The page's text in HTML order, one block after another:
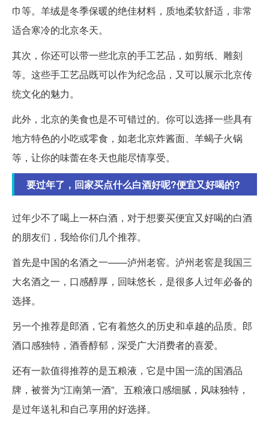
巾等。羊绒是冬季保暖的绝佳材料，质地柔软舒适，非常
适合寒冷的北京冬天。
其次，你还可以带一些北京的手工艺品，如剪纸、雕刻
等。这些手工艺品既可以作为纪念品，又可以展示北京传
统文化的魅力。
此外，北京的美食也是不可错过的。你可以选择一些具有
地方特色的小吃或零食，如老北京炸酱面、羊蝎子火锅
等，让你的味蕾在冬天也能尽情享受。
要过年了，回家买点什么白酒好呢?便宜又好喝的?
过年少不了喝上一杯白酒，对于想要买便宜又好喝的白酒
的朋友们，我给你们几个推荐。
首先是中国的名酒之一——泸州老窖。泸州老窖是我国三
大名酒之一，口感醇厚，回味悠长，是很多人过年必备的
选择。
另一个推荐是郎酒，它有着悠久的历史和卓越的品质。郎
酒口感独特，酒香醇郁，深受广大消费者的喜爱。
还有一款值得推荐的是五粮液，它是中国一流的国酒品
牌，被誉为“江南第一酒”。五粮液口感细腻，风味独特，
是过年送礼和自己享用的好选择。